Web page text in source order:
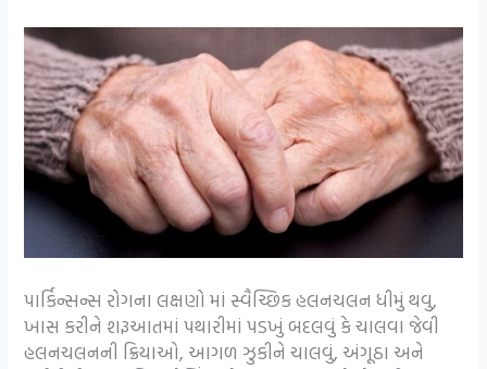
પાર્કિન્સન્સ રોગના લક્ષણો માં સ્વૈચ્છિક હલનચલન ધીમું થવુ,
ખાસ કરીને શરૂઆતમાં પથારીમાં પડખું બદલવું કે ચાલવા જેવી
હલનચલનની ક્રિયાઓ, આગળ ઝુકીને ચાલવું, અંગૂઠા અને